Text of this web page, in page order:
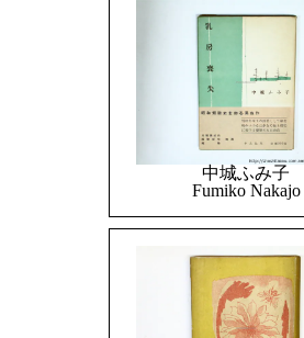
中城ふみ子
Fumiko Nakajo